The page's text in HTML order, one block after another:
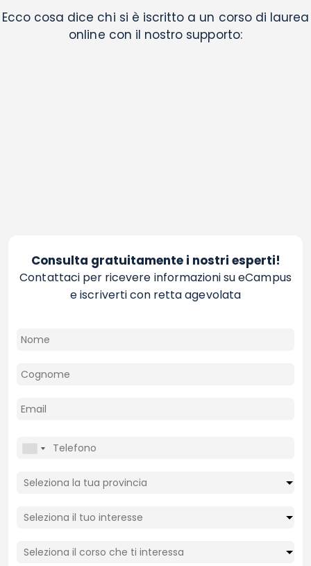
Ecco cosa dice chi si è iscritto a un corso di laurea
online con il nostro supporto:
Consulta gratuitamente i nostri esperti!
Contattaci per ricevere informazioni su eCampus
e iscriverti con retta agevolata